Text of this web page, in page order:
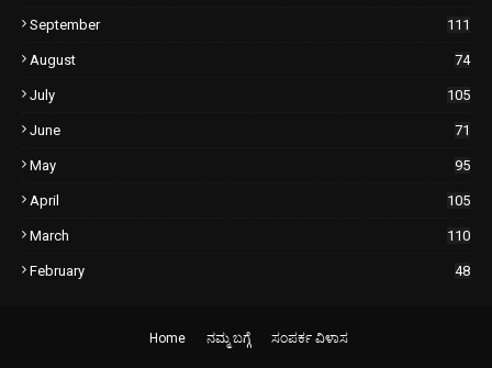
September 111
August 74
July 105
June 71
May 95
April 105
March 110
February 48
Home ನಮ್ಮ ಬಗ್ಗೆ ಸಂಪರ್ಕ ವಿಳಾಸ